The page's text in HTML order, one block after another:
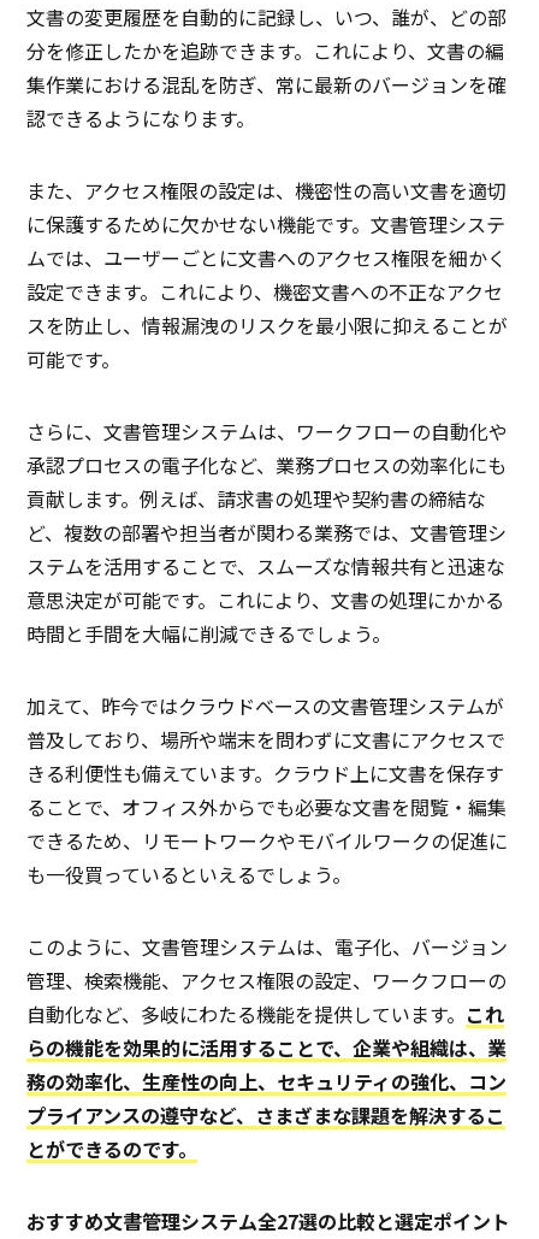
文書の変更履歴を自動的に記録し、いつ、誰が、どの部
分を修正したかを追跡できます。これにより、文書の編
集作業における混乱を防ぎ、常に最新のバージョンを確
認できるようになります。
また、アクセス権限の設定は、機密性の高い文書を適切
に保護するために欠かせない機能です。文書管理システ
ムでは、ユーザーごとに文書へのアクセス権限を細かく
設定できます。これにより、機密文書への不正なアクセ
スを防止し、情報漏洩のリスクを最小限に抑えることが
可能です。
さらに、文書管理システムは、ワークフローの自動化や
承認プロセスの電子化など、業務プロセスの効率化にも
貢献します。例えば、請求書の処理や契約書の締結な
ど、複数の部署や担当者が関わる業務では、文書管理シ
ステムを活用することで、スムーズな情報共有と迅速な
意思決定が可能です。これにより、文書の処理にかかる
時間と手間を大幅に削減できるでしょう。
加えて、昨今ではクラウドベースの文書管理システムが
普及しており、場所や端末を問わずに文書にアクセスで
きる利便性も備えています。クラウド上に文書を保存す
ることで、オフィス外からでも必要な文書を閲覧・編集
できるため、リモートワークやモバイルワークの促進に
も一役買っているといえるでしょう。
このように、文書管理システムは、電子化、バージョン
管理、検索機能、アクセス権限の設定、ワークフローの
自動化など、多岐にわたる機能を提供しています。 これ
らの機能を効果的に活用することで、企業や組織は、業
務の効率化、生産性の向上、セキュリティの強化、コン
プライアンスの遵守など、さまざまな課題を解決するこ
とができるのです。
おすすめ文書管理システム全27選の比較と選定ポイント